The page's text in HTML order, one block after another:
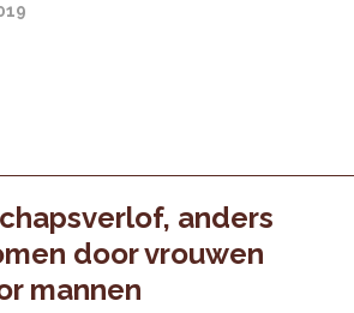
anders
door vrouwen
mannen